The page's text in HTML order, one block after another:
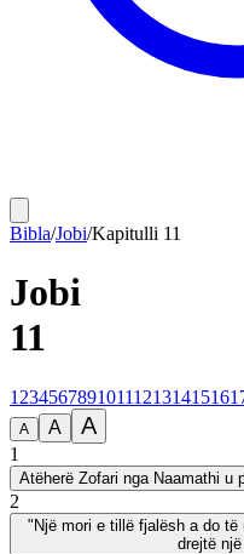
Bibla/Jobi/Kapitulli 11
Jobi
11
1 2345678910111213141516
A A A
1
Atëherë Zofari nga Naamathi u
2
"Një mori e tillë fjalësh a do
drejtë